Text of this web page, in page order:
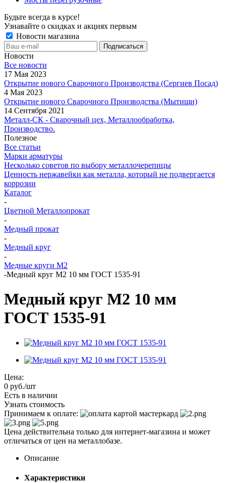
Будьте всегда в курсе!
Узнавайте о скидках и акциях первым
Новости магазина
Новости
Все новости
17 Мая 2023
Открытие нового Сварочного Производства (Сергиев Посад)
4 Мая 2023
Открытие нового Сварочного Производства (Мытищи)
14 Сентября 2021
Металл-СК - Сварочный цех, Металлообработка,
Производство.
Полезное
Все статьи
Марки арматуры
Несколько советов по выбору металлочерепицы
Ценность нержавейки как металла, который не подвергается
коррозии
Каталог
-
Цветной Металлопрокат
-
Медный прокат
-
Медный круг
-
Медные круги М2
-Медный круг М2 10 мм ГОСТ 1535-91
Медный круг М2 10 мм
ГОСТ 1535-91
Цена:
0 руб./шт
Есть в наличии
Узнать стоимость
Принимаем к оплате:
Цена действительна только для интернет-магазина и может
отличаться от цен на металлобазе.
Описание
Характеристики